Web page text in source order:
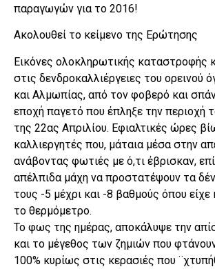
παραγωγών για το 2016!
Ακολουθεί το κείμενο της Ερώτησης
Εικόνες ολοκληρωτικής καταστροφής
στις δενδροκαλλιέργειες του ορεινού
και Αλμωπίας, από τον φοβερό και
εποχή παγετό που έπληξε την περιοχή
της 22ας Απριλίου. Εφιαλτικές ώρες
καλλιεργητές που, μάταια μέσα στην
ανάβοντας φωτιές με ό,τι έβρισκαν,
απέλπιδα μάχη να προστατέψουν τα
τους -5 μέχρι και -8 βαθμούς όπου είχε
το θερμόμετρο.
Το φως της ημέρας, αποκάλυψε την
και το μέγεθος των ζημιών που
100% κυρίως στις κερασιές που